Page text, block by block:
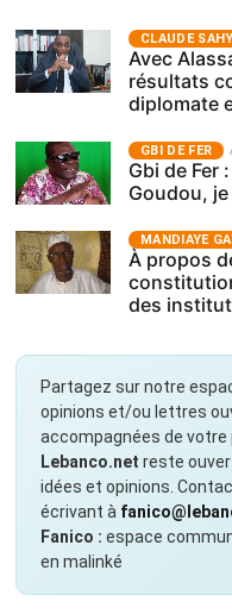
CLAUDE SAHY
Avec
résultats
diplomate
GBI DE FER
Gbi de Fer
Goudou, je
MANDIAYE
À propos
des
Partagez sur notre
opinions et/ou lettres
accompagnées de votre
Lebanco.net reste
idées et opinions.
écrivant à
Fanico : espace
en malinké